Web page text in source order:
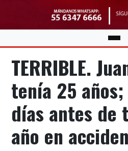
TERRIBLE.
tenía 25
días antes de
año en